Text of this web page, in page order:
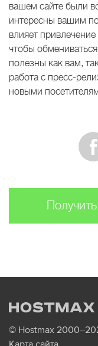
вашем сайте были
интересны вашим
влияет
чтобы
полезны как вам,
работа с пресс-
новыми
© Hostmax
Карта сайта